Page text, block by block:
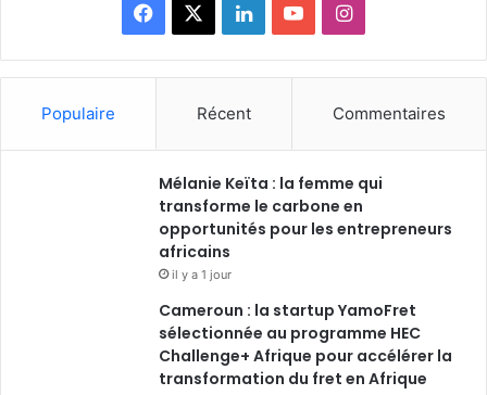
Facebook LinkedinYouTubeInstagram
Populaire Récent Commentaires
Mélanie Keïta : la femme qui
transforme le carbone en
opportunités pour les entrepreneurs
africains
il y a 1 jour
Cameroun : la startup YamoFret
sélectionnée au programme HEC
Challenge+ Afrique pour accélérer la
transformation du fret en Afrique